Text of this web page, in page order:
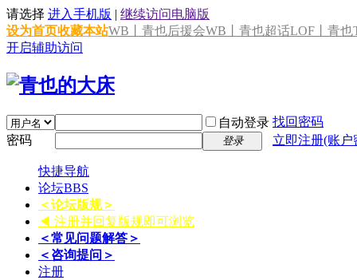
请选择 进入手机版 | 继续访问电脑版
设为首页收藏本站WB丨青也后援会WB丨青也超话LOF丨青也
开启辅助访问
自动登录 找回密码
密码
登录 立即注册(账
快捷导航
论坛BBS
＜论坛版规＞
◀ 注册并回复版规即可浏览
＜常见问题解答＞
＜咨询提问＞
注册